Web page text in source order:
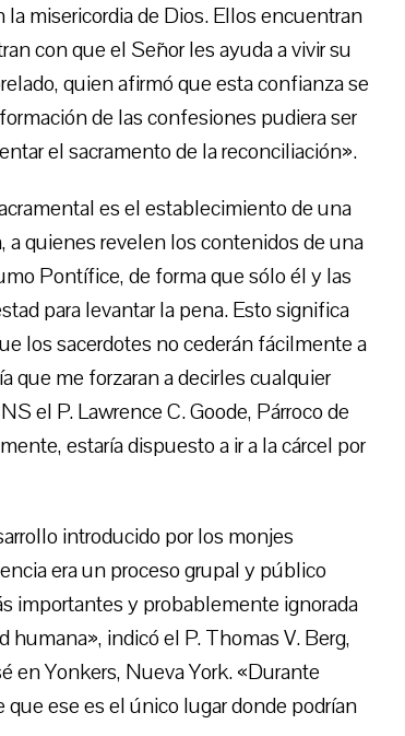
misericordia de Dios. Ellos encuentran
con que el Señor les ayuda a vivir su
quien afirmó que esta confianza se
de las confesiones pudiera ser
el sacramento de la reconciliación».
es el establecimiento de una
a quienes revelen los contenidos de una
Pontífice, de forma que sólo él y las
para levantar la pena. Esto significa
los sacerdotes no cederán fácilmente a
que me forzaran a decirles cualquier
el P. Lawrence C. Goode, Párroco de
estaría dispuesto a ir a la cárcel por
introducido por los monjes
era un proceso grupal y público
importantes y probablemente ignorada
indicó el P. Thomas V. Berg,
en Yonkers, Nueva York. «Durante
ese es el único lugar donde podrían